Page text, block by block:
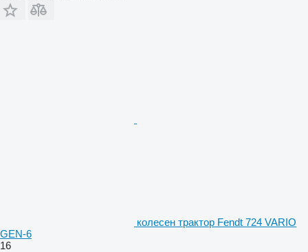
колесен трактор Fendt 724 VARIO
GEN-6
16